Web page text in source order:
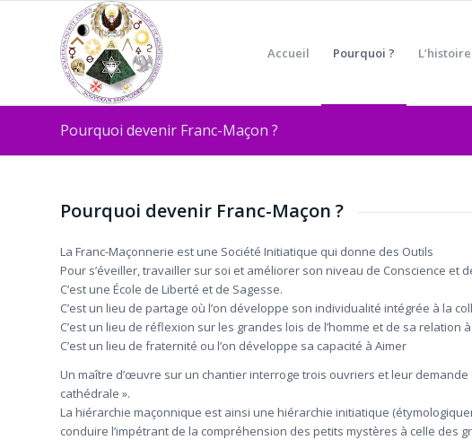
Accueil Pourquoi ?
Pourquoi devenir Franc-Maçon ?
Pourquoi devenir Franc-Maçon ?
La Franc-Maçonnerie est une Société Initiatique qui donne des Outils
Pour s’éveiller, travailler sur soi et améliorer son niveau de Conscience et
C’est une École de Liberté et de Sagesse.
C’est un lieu de partage où l’on développe son individualité intégrée à la
C’est un lieu de réflexion sur les grandes lois de l’homme et de sa relation à
C’est un lieu de fraternité ou l’on développe sa capacité à Aimer
Un maître d’œuvre sur un chantier interroge trois ouvriers et leur demande
cathédrale ».
La hiérarchie maçonnique est ainsi une hiérarchie initiatique
conduire l’impétrant de la compréhension des petits mystères à celle des